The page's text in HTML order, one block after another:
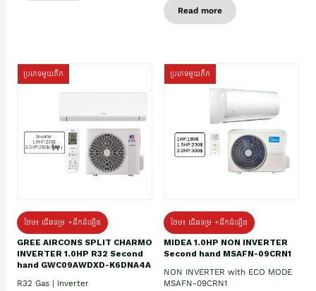
Read more
ប្រភេទមួយតឹក
ថែម៖ ជើងទម្រ +ដឹកដំឡើង
GREE AIRCONS SPLIT CHARMO
INVERTER 1.0HP R32 Second
hand GWC09AWDXD-K6DNA4A
R32 Gas | Inverter
ប្រភេទមួយតឹក
ថែម៖ ជើងទម្រ +ដឹកដំឡើង
MIDEA 1.0HP NON INVERTER
Second hand MSAFN-09CRN1
NON INVERTER with ECO MODE
MSAFN-09CRN1